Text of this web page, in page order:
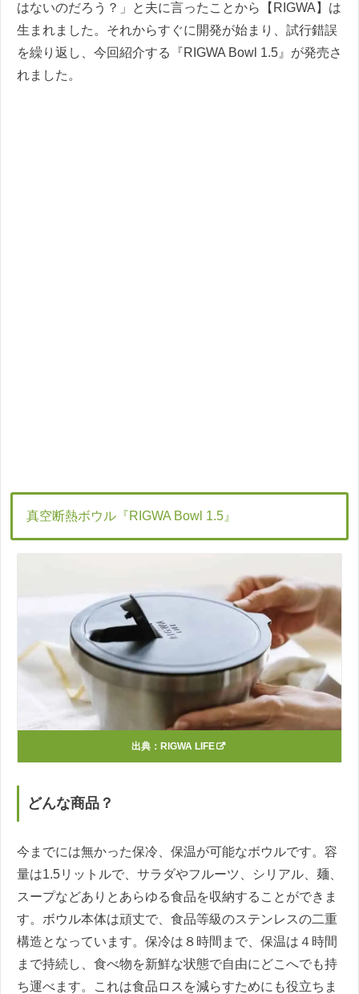
はないのだろう？」と夫に言ったことから【RIGWA】は
生まれました。それからすぐに開発が始まり、試行錯誤
を繰り返し、今回紹介する『RIGWA Bowl 1.5』が発売さ
れました。
真空断熱ボウル『RIGWA Bowl 1.5』
出典： RIGWA LIFE
どんな商品？
今までには無かった保冷、保温が可能なボウルです。容
量は1.5リットルで、サラダやフルーツ、シリアル、麺、
スープなどありとあらゆる食品を収納することができま
す。ボウル本体は頑丈で、食品等級のステンレスの二重
構造となっています。保冷は８時間まで、保温は４時間
まで持続し、食べ物を新鮮な状態で自由にどこへでも持
ち運べます。これは食品ロスを減らすためにも役立ちま